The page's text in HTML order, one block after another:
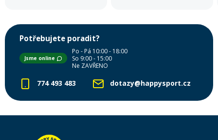
Potřebujete poradit?
Jsme online
Po - Pá 10:00 - 18:00
So 9:00 - 15:00
Ne ZAVŘENO
774 493 483 dotazy@happysport.cz